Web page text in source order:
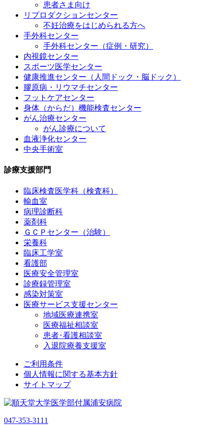
患者さま向け
リプロダクションセンター
不妊治療をはじめられる方へ
手外科センター
手外科センター（症例・研究）
内視鏡センター
スポーツ医学センター
健康推進センター（人間ドック・脳ドック）
膠原病・リウマチセンター
フットケアセンター
身体（からだ）機能検査センター
がん治療センター
がん診療について
血液浄化センター
中央手術室
診療支援部門
臨床検査医学科（検査科）
輸血室
病理診断科
薬剤科
ＧＣＰセンター（治験）
栄養科
臨床工学室
看護部
医療安全管理室
診療録管理室
感染対策室
医療サービス支援センター
地域医療連携室
医療福祉相談室
患者･看護相談室
入退院療養支援室
ご利用条件
個人情報に関する基本方針
サイトマップ
047-353-3111